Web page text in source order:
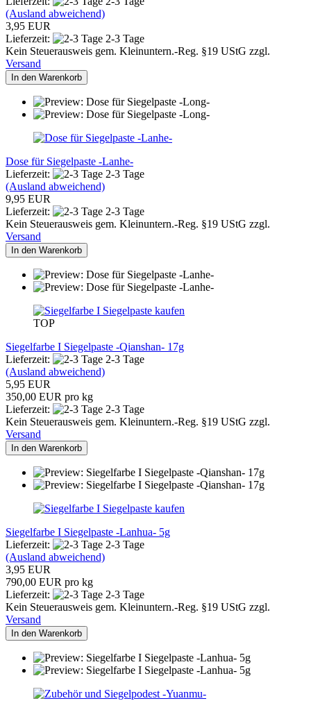
(Ausland abweichend)
3,95 EUR
Lieferzeit:
2-3 Tage
Kein Steuerausweis gem. Kleinuntern.-Reg. §19 UStG zzgl.
Versand
In den Warenkorb
Dose für Siegelpaste -Lanhe-
Lieferzeit:
2-3 Tage
(Ausland abweichend)
9,95 EUR
Lieferzeit:
2-3 Tage
Kein Steuerausweis gem. Kleinuntern.-Reg. §19 UStG zzgl.
Versand
In den Warenkorb
TOP
Siegelfarbe I Siegelpaste -Qianshan- 17g
Lieferzeit:
2-3 Tage
(Ausland abweichend)
5,95 EUR
350,00 EUR pro kg
Lieferzeit:
2-3 Tage
Kein Steuerausweis gem. Kleinuntern.-Reg. §19 UStG zzgl.
Versand
In den Warenkorb
Siegelfarbe I Siegelpaste -Lanhua- 5g
Lieferzeit:
2-3 Tage
(Ausland abweichend)
3,95 EUR
790,00 EUR pro kg
Lieferzeit:
2-3 Tage
Kein Steuerausweis gem. Kleinuntern.-Reg. §19 UStG zzgl.
Versand
In den Warenkorb